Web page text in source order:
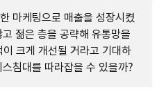
마케팅으로 매출을 성장시켰
젊은 층을 공략해 유통망을
크게 개선될 거라고 기대하
침대를 따라잡을 수 있을까?